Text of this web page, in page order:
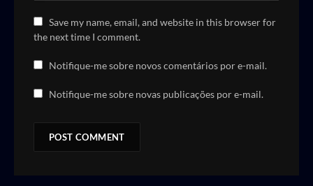
Save my name, email, and website in this browser for
the next time I comment.
Notifique-me sobre novos comentários por e-mail.
Notifique-me sobre novas publicações por e-mail.